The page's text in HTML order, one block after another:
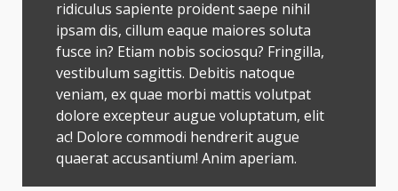
ridiculus sapiente proident saepe nihil
ipsam dis, cillum eaque maiores soluta
fusce in? Etiam nobis sociosqu? Fringilla,
vestibulum sagittis. Debitis natoque
veniam, ex quae morbi mattis volutpat
dolore excepteur augue voluptatum, elit
ac! Dolore commodi hendrerit augue
quaerat accusantium! Anim aperiam.